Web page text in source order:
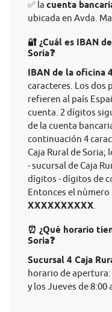
✅ la cuenta
ubicada en Avda.
🔐 ¿Cuál es IBAN
Soria❓
IBAN de la oficina
caracteres. Los dos
refieren al país
cuenta. 2 dígitos
de la cuenta
continuación 4
Caja Rural de Soria;
- sucursal de Caja
dígitos - dígitos de
Entonces el nùmero
XXXXXXXXXX
⏰ ¿Qué horario
Soria❓
Sucursal 4 Caja
horario de apertura:
y los Jueves de 8:00